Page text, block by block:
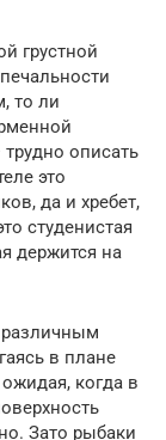
грустной
то ли
описать
это
да и хребет,
студенистая
держится на
в плане
когда в
Зато рыбаки